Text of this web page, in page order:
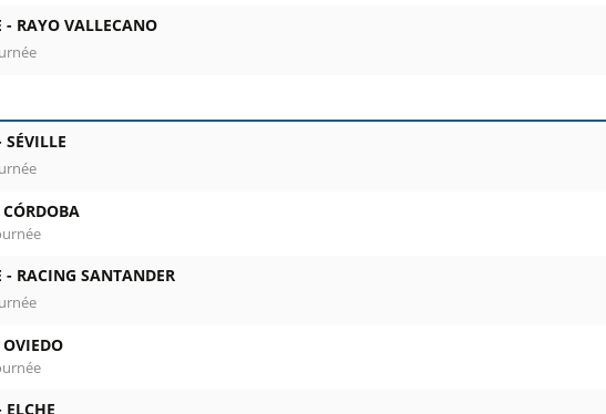
- RAYO VALLECANO
SÉVILLE
CÓRDOBA
- RACING SANTANDER
OVIEDO
ELCHE